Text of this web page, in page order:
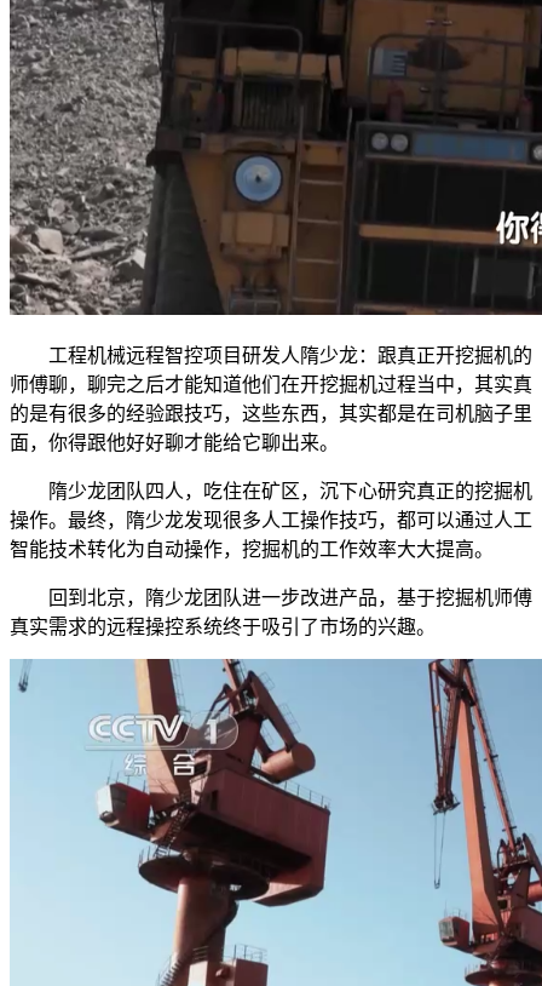
工程机械远程智控项目研发人隋少龙：跟真正开挖掘机的
师傅聊，聊完之后才能知道他们在开挖掘机过程当中，其实真
的是有很多的经验跟技巧，这些东西，其实都是在司机脑子里
面，你得跟他好好聊才能给它聊出来。
隋少龙团队四人，吃住在矿区，沉下心研究真正的挖掘机
操作。最终，隋少龙发现很多人工操作技巧，都可以通过人工
智能技术转化为自动操作，挖掘机的工作效率大大提高。
回到北京，隋少龙团队进一步改进产品，基于挖掘机师傅
真实需求的远程操控系统终于吸引了市场的兴趣。